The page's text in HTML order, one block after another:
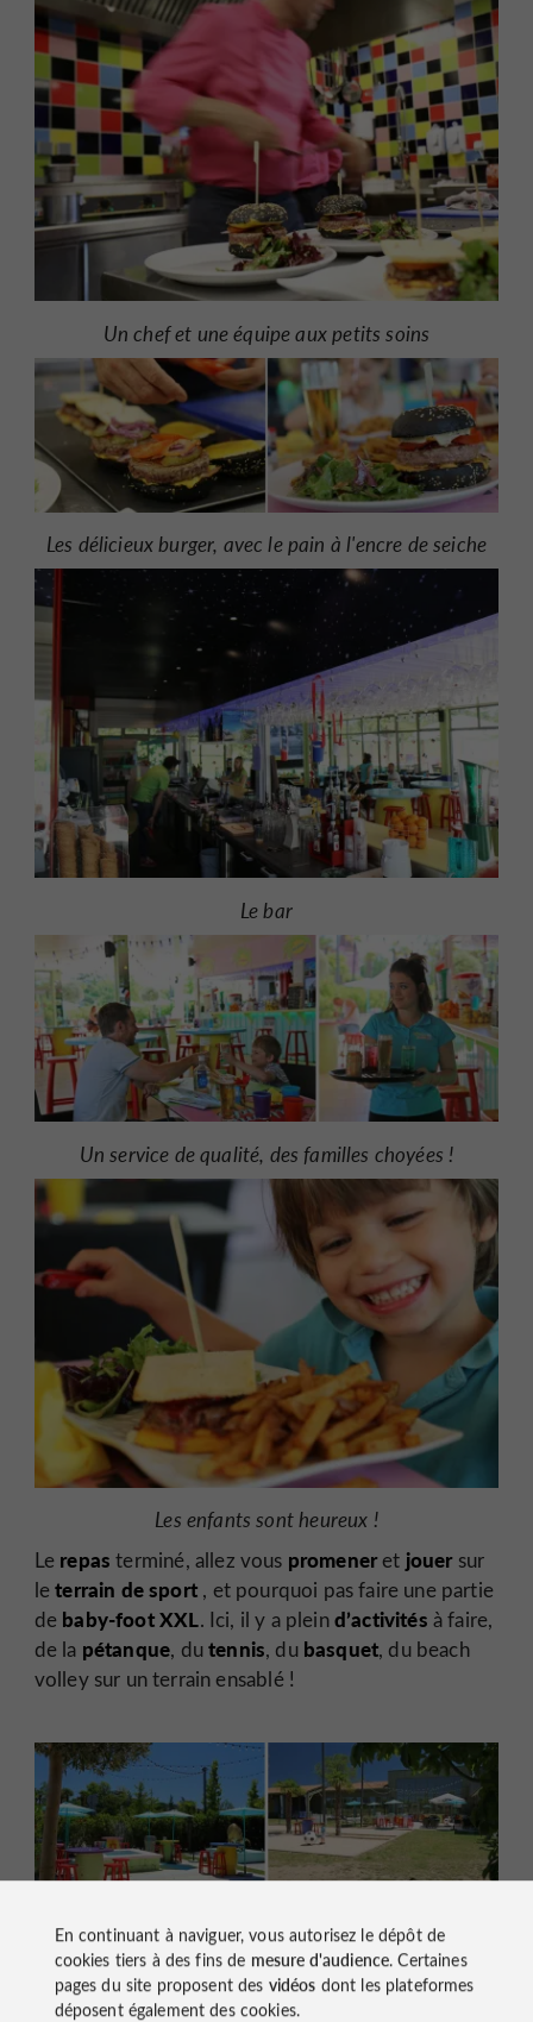
Un chef et une équipe aux petits soins
Les délicieux burger, avec le pain à l'encre de seiche
Le bar
Un service de qualité, des familles choyées !
Les enfants sont heureux !
Le repas terminé, allez vous promeneret jouersur
leterrain de sport , et pourquoi pas faire une partie
de baby-foot XXL. Ici, il y a pleind’activités à faire,
de la pétanque, dutennis, du basquet, du beach
volley sur un terrain ensablé !
Les terrasses devant et derrière, pour jouer et profiter
du soleil
En continuant à naviguer, vous autorisez le dépôt de
cookies tiers à des fins de mesure d'audience. Certaines
pages du site proposent des vidéos dont les plateformes
déposent également des cookies.